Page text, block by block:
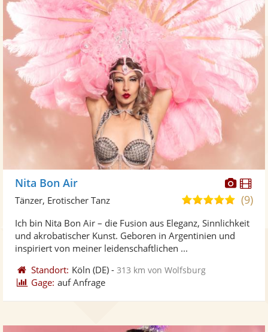
Fotos
Nita Bon Air
4,8
5
(9)
Tänzer, Erotischer Tanz
Ich bin Nita Bon Air – die Fusion aus Eleganz, Sinnlichkeit
und akrobatischer Kunst. Geboren in Argentinien und
inspiriert von meiner leidenschaftlichen ...
Standort: Köln (DE) -313 km von Wolfsburg
Gage: auf Anfrage